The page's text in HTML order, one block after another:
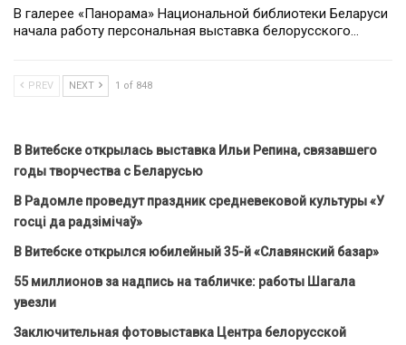
В галерее «Панорама» Национальной библиотеки Беларуси
начала работу персональная выставка белорусского…
PREV NEXT 1 of 848
В Витебске открылась выставка Ильи Репина, связавшего
годы творчества с Беларусью
В Радомле проведут праздник средневековой культуры «У
госці да радзімічаў»
В Витебске открылся юбилейный 35-й «Славянский базар»
55 миллионов за надпись на табличке: работы Шагала
увезли
Заключительная фотовыставка Центра белорусской